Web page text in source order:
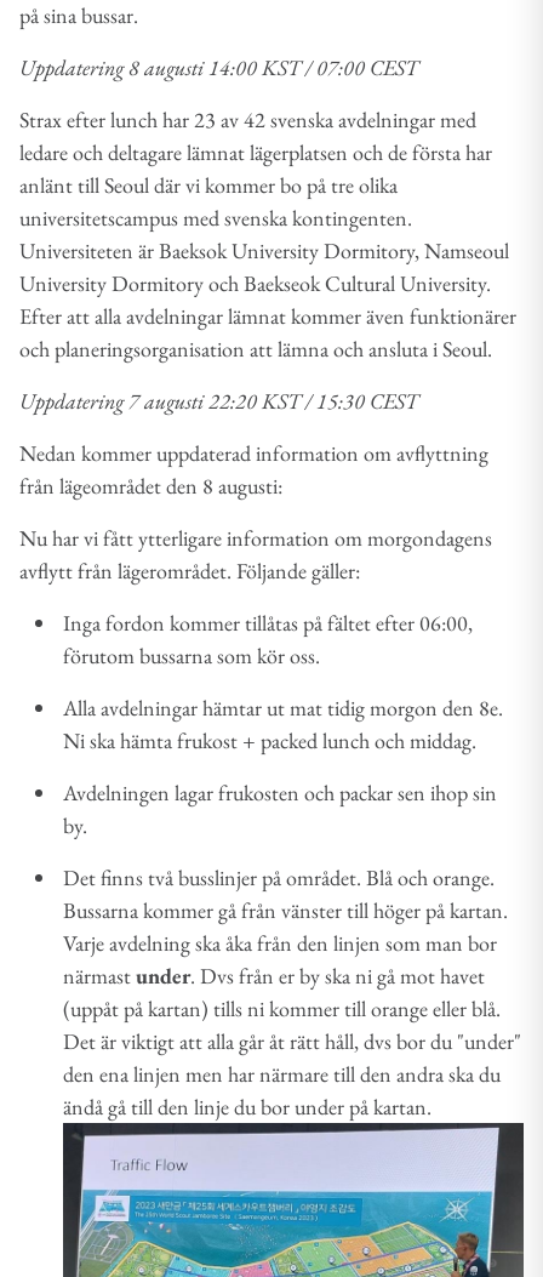
på sina bussar.
Uppdatering 8 augusti 14:00 KST / 07:00 CEST
Strax efter lunch har 23 av 42 svenska avdelningar med
ledare och deltagare lämnat lägerplatsen och de första har
anlänt till Seoul där vi kommer bo på tre olika
universitetscampus med svenska kontingenten.
Universiteten är Baeksok University Dormitory, Namseoul
University Dormitory och Baekseok Cultural University.
Efter att alla avdelningar lämnat kommer även funktionärer
och planeringsorganisation att lämna och ansluta i Seoul.
Uppdatering 7 augusti 22:20 KST / 15:30 CEST
Nedan kommer uppdaterad information om avflyttning
från lägeområdet den 8 augusti:
Nu har vi fått ytterligare information om morgondagens
avflytt från lägerområdet. Följande gäller:
Inga fordon kommer tillåtas på fältet efter 06:00,
förutom bussarna som kör oss.
Alla avdelningar hämtar ut mat tidig morgon den 8e.
Ni ska hämta frukost + packed lunch och middag.
Avdelningen lagar frukosten och packar sen ihop sin
by.
Det finns två busslinjer på området. Blå och orange.
Bussarna kommer gå från vänster till höger på kartan.
Varje avdelning ska åka från den linjen som man bor
närmastunder. Dvs från er by ska ni gå mot havet
(uppåt på kartan) tills ni kommer till orange eller blå.
Det är viktigt att alla går åt rätt håll, dvs bor du "under"
den ena linjen men har närmare till den andra ska du
ändå gå till den linje du bor under på kartan.